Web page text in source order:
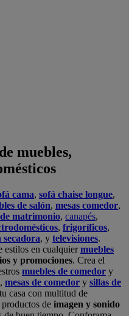
muebles,
cama, sofá chaise longue,
de salón, mesas comedor,
matrimonio, canapés,
, frigoríficos,
, y televisiones.
estilos en cualquiermuebles
y promociones. Crea el
muebles de comedor y
, mesas de comedor y sillas de
casa con multitud de
de imagen y sonido